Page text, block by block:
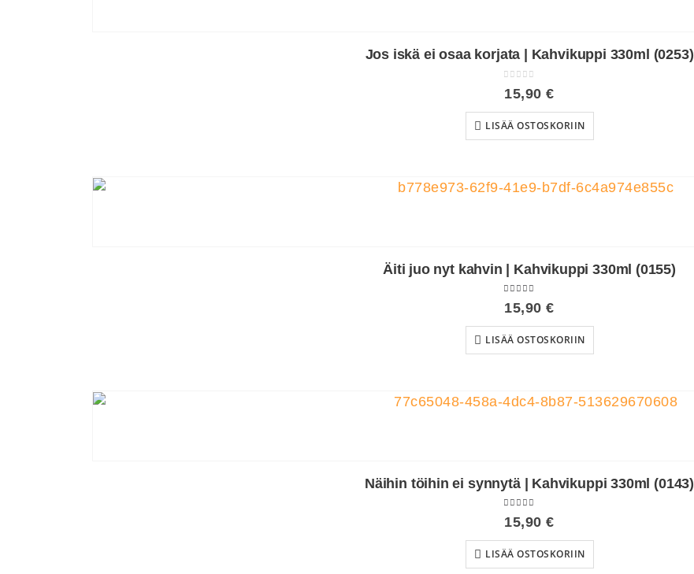
Jos iskä ei osaa korjata | Kahvikuppi 330ml (0253)
15,90€
LISÄÄ OSTOSKORIIN
Äiti juo nyt kahvin | Kahvikuppi 330ml (0155)
15,90€
LISÄÄ OSTOSKORIIN
Näihin töihin ei synnytä | Kahvikuppi 330ml (0143)
15,90€
LISÄÄ OSTOSKORIIN